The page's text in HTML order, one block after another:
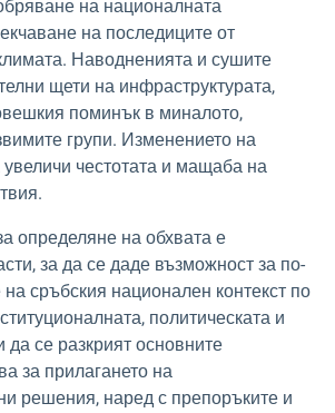
на националната
на последиците от
Наводненията и сушите
щети на инфраструктурата,
поминък в миналото,
групи. Изменението на
честотата и мащаба на
определяне на обхвата е
за да се даде възможност за по-
сръбския национален контекст по
политическата и
да се разкрият основните
за прилагането на
решения, наред с препоръките и